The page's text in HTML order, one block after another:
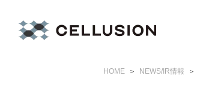
HOME NEWS/IR情報